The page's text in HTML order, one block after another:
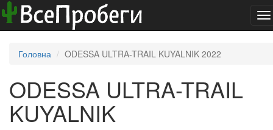
Головна ODESSA ULTRA-TRAIL KUYALNIK 2022
ODESSA ULTRA-TRAIL
KUYALNIK